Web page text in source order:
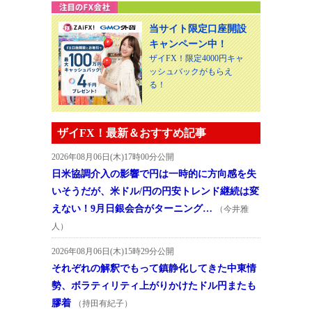
当サイト限定口座開設
キャンペーン中！
ザイFX！限定4000円キャ
ッシュバックがもらえ
る！
ザイFX！最新＆おすすめ記事
2026年08月06日(木)17時00分公開
日米協調介入の影響で円は一時的に方向感を失
いそうだが、米ドル/円の円安トレンド継続は変
えない！9月日銀会合がターニング…
（今井雅
人）
2026年08月06日(木)15時29分公開
それぞれの解釈でもって鎮静化してきた中東情
勢、ボラティリティ上がりかけたドル円またも
膠着
（持田有紀子）